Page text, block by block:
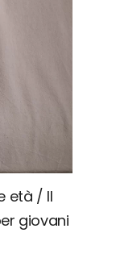
età / Il
giovani